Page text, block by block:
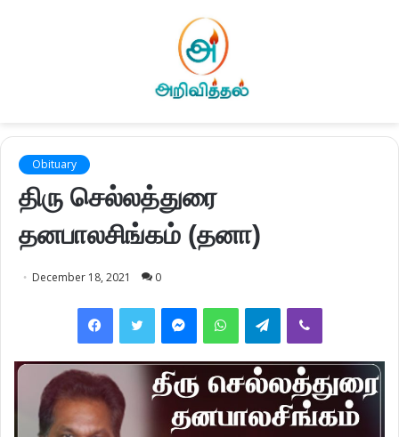
Obituary
திரு செல்லத்துரை
தனபாலசிங்கம் (தனா)
December 18, 2021 0
FacebookTwitter MessengerWhatsAppTelegramViber